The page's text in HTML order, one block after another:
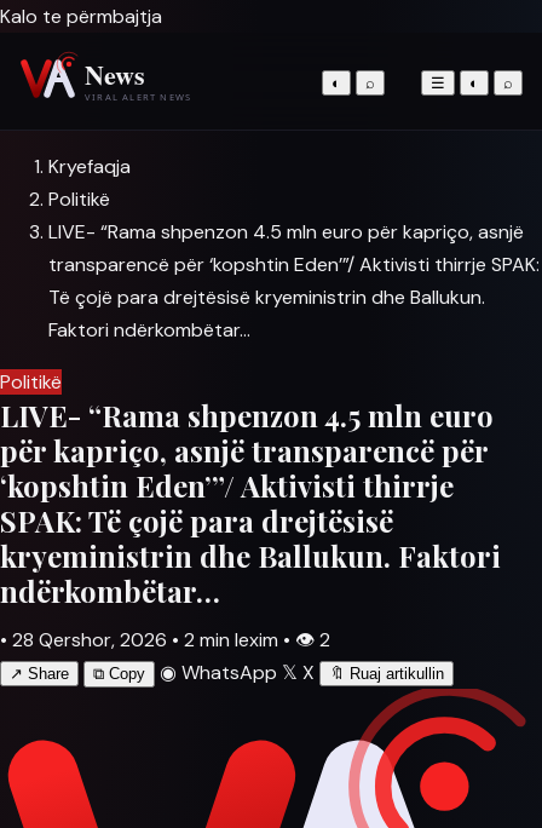
Kalo te përmbajtja
◐ ⌕ ☰ ◐ ⌕
Kryefaqja
Politikë
LIVE- “Rama shpenzon 4.5 mln euro për kapriço, asnjë
transparencë për ‘kopshtin Eden’”/ Aktivisti thirrje SPAK:
Të çojë para drejtësisë kryeministrin dhe Ballukun.
Faktori ndërkombëtar…
Politikë
LIVE- “Rama shpenzon 4.5 mln euro
për kapriço, asnjë transparencë për
‘kopshtin Eden’”/ Aktivisti thirrje
SPAK: Të çojë para drejtësisë
kryeministrin dhe Ballukun. Faktori
ndërkombëtar…
• 28 Qershor, 2026 • 2 min lexim • 👁2
↗ Share ⧉ Copy ◉ WhatsApp 𝕏 X 🔖 Ruaj artikullin